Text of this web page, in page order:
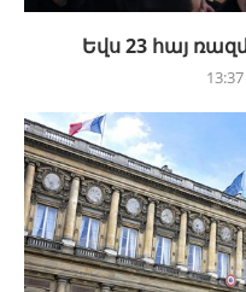
Եվս 23 հայ